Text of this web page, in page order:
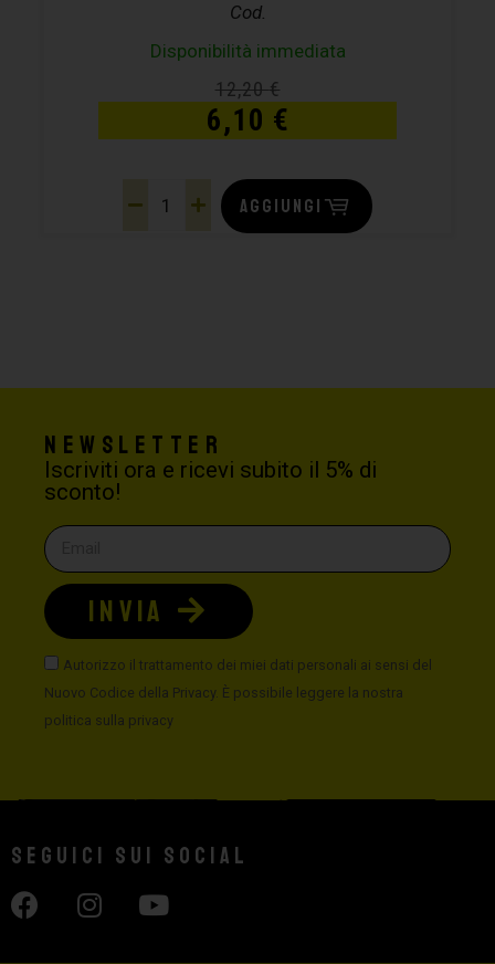
Cod.
Disponibilità immediata
12,20€
6,10 €
AGGIUNGI
Newsletter
Iscriviti ora e ricevi subito il 5% di
sconto!
Autorizzo il trattamento dei miei dati personali ai sensi del
Nuovo Codice della Privacy. È possibile leggere la nostra
politica sulla privacy
INVIA
Seguici sui social